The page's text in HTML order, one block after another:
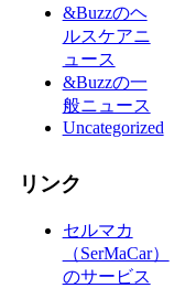
&Buzzのヘ
ルスケアニ
ュース
&Buzzの一
般ニュース
Uncategorized
リンク
セルマカ
（SerMaCar）
のサービス